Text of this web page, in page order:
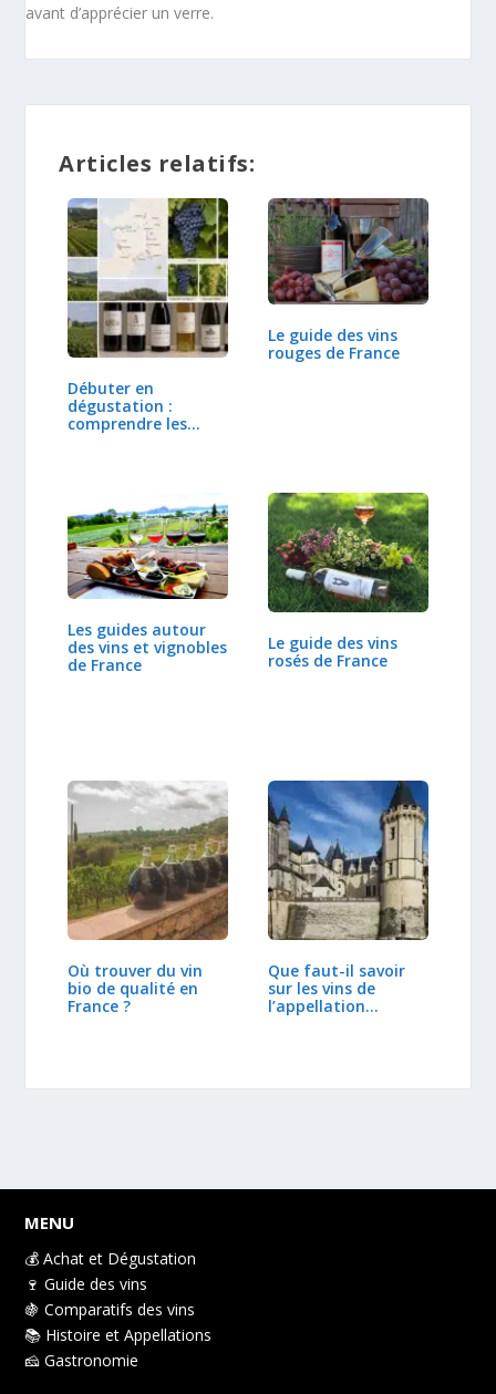
avant d’apprécier un verre.
Articles relatifs:
Débuter en
dégustation :
comprendre les
Le guide des vins
rouges de France
Les guides autour
des vins et vignobles
de France
Le guide des vins
rosés de France
Où trouver du vin
bio de qualité en
France ?
Que faut-il savoir
sur les vins de
l’appellation
MENU
💰 Achat et Dégustation
🍷 Guide des vins
🍇 Comparatifs des vins
📚 Histoire et Appellations
🧀 Gastronomie